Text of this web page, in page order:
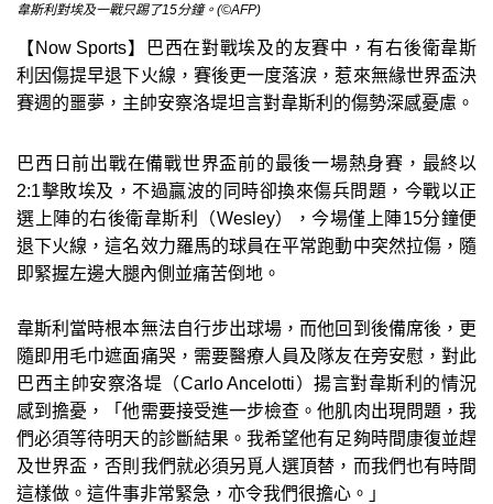
韋斯利對埃及一戰只踢了15分鐘。(©AFP)
【Now Sports】巴西在對戰埃及的友賽中，有右後衛韋斯
利因傷提早退下火線，賽後更一度落淚，惹來無緣世界盃決
賽週的噩夢，主帥安察洛堤坦言對韋斯利的傷勢深感憂慮。
巴西日前出戰在備戰世界盃前的最後一場熱身賽，最終以
2:1擊敗埃及，不過贏波的同時卻換來傷兵問題，今戰以正
選上陣的右後衛韋斯利（Wesley），今場僅上陣15分鐘便
退下火線，這名效力羅馬的球員在平常跑動中突然拉傷，隨
即緊握左邊大腿內側並痛苦倒地。
韋斯利當時根本無法自行步出球場，而他回到後備席後，更
隨即用毛巾遮面痛哭，需要醫療人員及隊友在旁安慰，對此
巴西主帥安察洛堤（Carlo Ancelotti）揚言對韋斯利的情況
感到擔憂，「他需要接受進一步檢查。他肌肉出現問題，我
們必須等待明天的診斷結果。我希望他有足夠時間康復並趕
及世界盃，否則我們就必須另覓人選頂替，而我們也有時間
這樣做。這件事非常緊急，亦令我們很擔心。」